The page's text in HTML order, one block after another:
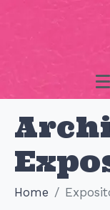
Home